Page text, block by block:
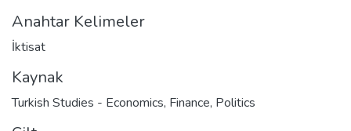
Anahtar Kelimeler
İktisat
Kaynak
Turkish Studies - Economics, Finance, Politics